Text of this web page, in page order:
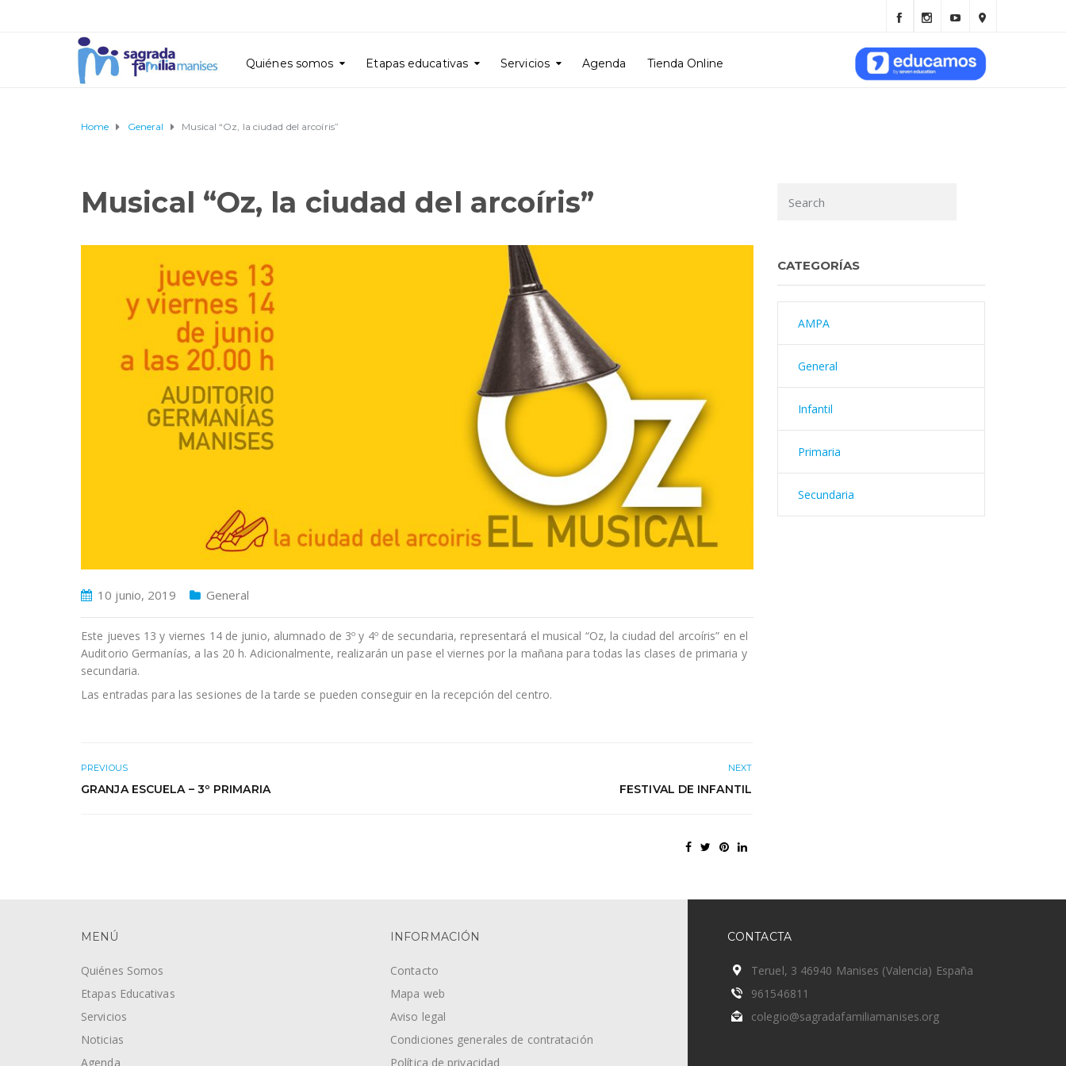
Quiénes somos Etapas educativas Servicios Agenda Tienda Online
Home General Musical “Oz, la ciudad del arcoíris”
Musical “Oz, la ciudad del arcoíris”
10 junio, 2019 General
Este jueves 13 y viernes 14 de junio, alumnado de 3º y 4º de secundaria, representará el musical “Oz, la ciudad del arcoíris” en el
Auditorio Germanías, a las 20 h. Adicionalmente, realizarán un pase el viernes por la mañana para todas las clases de primaria y
secundaria.
Las entradas para las sesiones de la tarde se pueden conseguir en la recepción del centro.
PREVIOUS
GRANJA ESCUELA – 3º PRIMARIA
NEXT
FESTIVAL DE INFANTIL
CATEGORÍAS
AMPA
General
Infantil
Primaria
Secundaria
MENÚ
Quiénes Somos
Etapas Educativas
Servicios
Noticias
Agenda
INFORMACIÓN
Contacto
Mapa web
Aviso legal
Condiciones generales de contratación
Política de privacidad
CONTACTA
Teruel, 3 46940 Manises (Valencia) España
961546811
colegio@sagradafamiliamanises.org